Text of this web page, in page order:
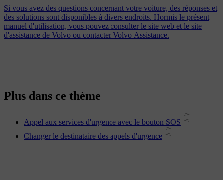
Si vous avez des questions concernant votre voiture, des réponses et
des solutions sont disponibles à divers endroits. Hormis le présent
manuel d'utilisation, vous pouvez consulter le site web et le site
d'assistance de Volvo ou contacter Volvo Assistance.
Plus dans ce thème
Appel aux services d'urgence avec le bouton SOS
Changer le destinataire des appels d'urgence